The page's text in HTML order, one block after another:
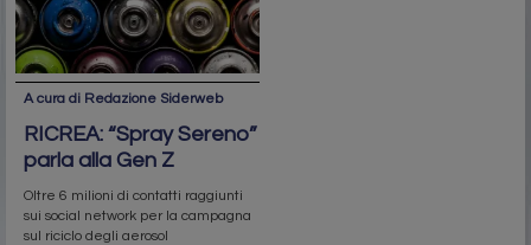
A cura di Redazione Siderweb
RICREA: “Spray Sereno”
parla alla Gen Z
Oltre 6 milioni di contatti raggiunti
sui social network per la campagna
sul riciclo degli aerosol